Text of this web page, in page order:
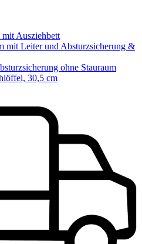
Ausziehbett
mit Leiter und Absturzsicherung &
ohne Stauraum
30,5 cm